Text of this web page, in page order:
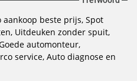
aankoop beste prijs Spot
Uitdeuken zonder spuit
automonteur
service Auto diagnose en